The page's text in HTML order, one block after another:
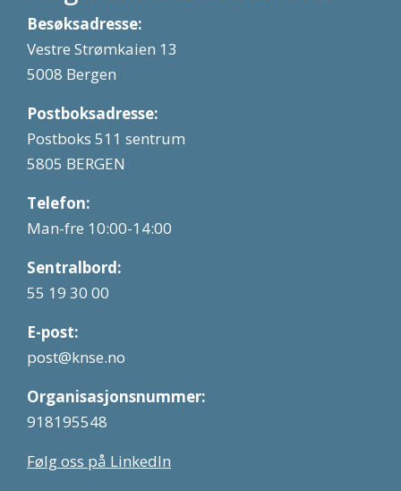
Besøksadresse:
Vestre Strømkaien 13
5008 Bergen
Postboksadresse:
Postboks 511 sentrum
5805 BERGEN
Telefon:
Man-fre 10:00-14:00
Sentralbord:
55 19 30 00
E-post:
post@knse.no
Organisasjonsnummer:
918195548
Følg oss på LinkedIn